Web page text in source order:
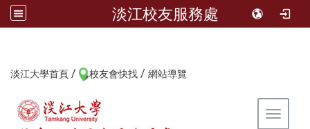
淡江校友服務處
淡江大學首頁 / 校友會快找 / 網站導覽
Toggle